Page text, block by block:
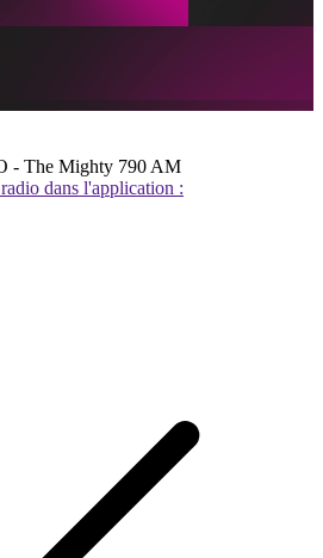
- The Mighty 790 AM
dans l'application :